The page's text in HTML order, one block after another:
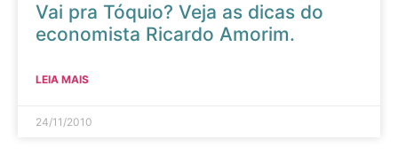
Vai pra Tóquio? Veja as dicas do
economista Ricardo Amorim.
LEIA MAIS
24/11/2010